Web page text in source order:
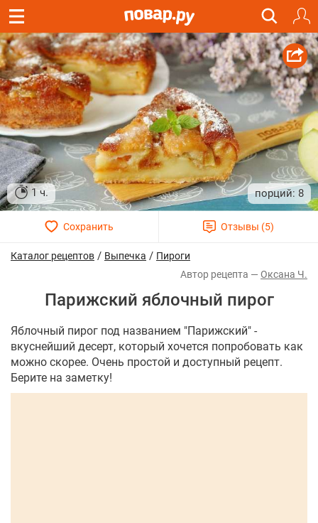
1 ч. 8
Каталог рецептов / Выпечка / Пироги
Оксана Ч.
Парижский яблочный пирог
Яблочный пирог под названием "Парижский" -
вкуснейший десерт, который хочется попробовать как
можно скорее. Очень простой и доступный рецепт.
Берите на заметку!